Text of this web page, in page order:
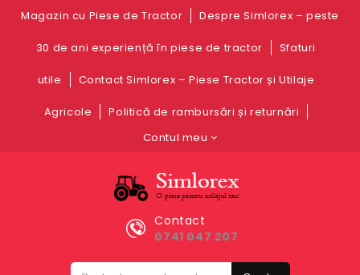
Magazin cu Piese de Tractor Despre Simlorex – peste
30 de ani experiență în piese de tractor Sfaturi
utile Contact Simlorex – Piese Tractor și Utilaje
Agricole
Politică de rambursări și returnări
Contul meu
Contact
0741 047 207